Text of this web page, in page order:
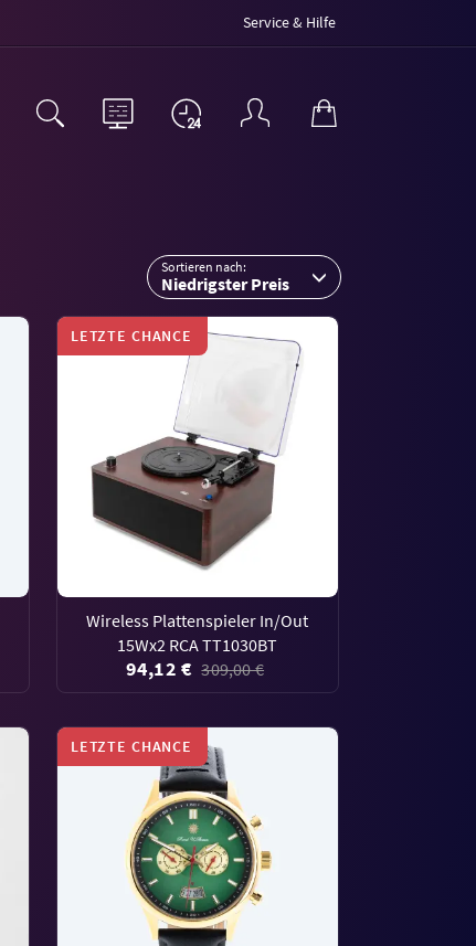
Service & Hilfe
Sortieren nach:
Niedrigster Preis
LETZTE CHANCE
Wireless Plattenspieler In/Out
15Wx2 RCA TT1030BT
94,12 € 309,00 €
LETZTE CHANCE